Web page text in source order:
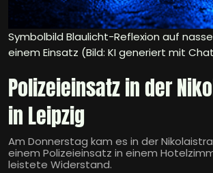
Symbolbild Blaulicht-Reflexion auf
einem Einsatz (Bild: KI generiert mit
Polizeieinsatz in der
in Leipzig
Am Donnerstag kam es in der
einem Polizeieinsatz in einem
leistete Widerstand.